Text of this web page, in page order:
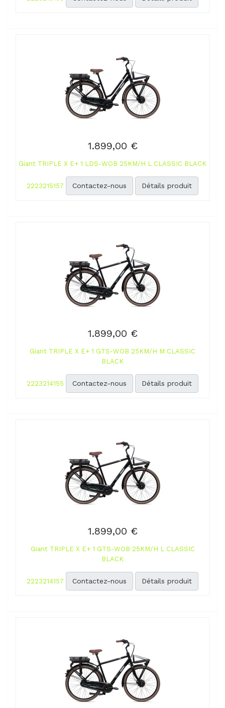
1.899,00 €
Giant TRIPLE X E+ 1 LDS-WOB 25KM/H L CLASSIC BLACK
2223215157 Contactez-nous Détails produit
1.899,00 €
Giant TRIPLE X E+ 1 GTS-WOB 25KM/H M CLASSIC
BLACK
2223214155 Contactez-nous Détails produit
1.899,00 €
Giant TRIPLE X E+ 1 GTS-WOB 25KM/H L CLASSIC
BLACK
2223214157 Contactez-nous Détails produit